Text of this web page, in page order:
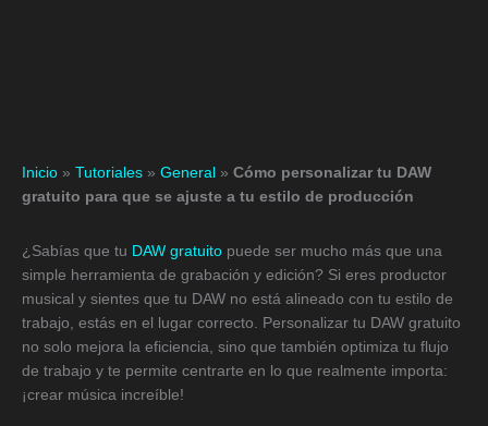
Inicio » Tutoriales » General » Cómo personalizar tu DAW
gratuito para que se ajuste a tu estilo de producción
¿Sabías que tu DAW gratuito puede ser mucho más que una
simple herramienta de grabación y edición? Si eres productor
musical y sientes que tu DAW no está alineado con tu estilo de
trabajo, estás en el lugar correcto. Personalizar tu DAW gratuito
no solo mejora la eficiencia, sino que también optimiza tu flujo
de trabajo y te permite centrarte en lo que realmente importa:
¡crear música increíble!